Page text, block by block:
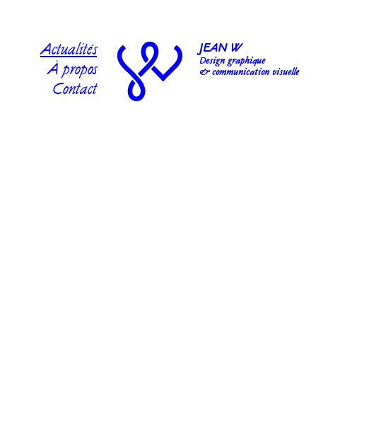
JEAN W
Design graphique
& communication visuelle
Actualités
À propos
Contact